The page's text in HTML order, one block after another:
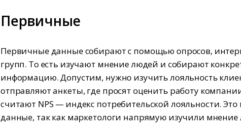
Первичные
Первичные данные собирают с помощью опросов,
групп. То есть изучают мнение людей и собирают
информацию. Допустим, нужно изучить лояльность
отправляют анкеты, где просят оценить работу
считают NPS — индекс потребительской лояльности.
данные, так как маркетологи напрямую изучили